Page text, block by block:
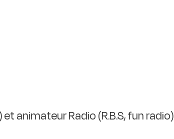
animateur Radio (R.B.S, fun radio)